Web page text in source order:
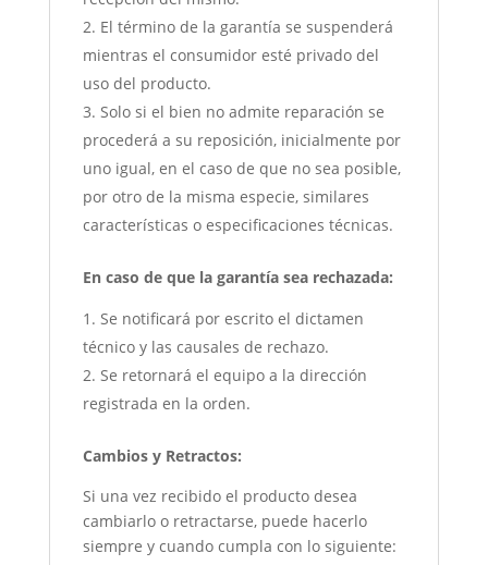
El término de la garantía se suspenderá
mientras el consumidor esté privado del
uso del producto.
Solo si el bien no admite reparación se
procederá a su reposición, inicialmente por
uno igual, en el caso de que no sea posible,
por otro de la misma especie, similares
características o especificaciones técnicas.
En caso de que la garantía sea rechazada:
Se notificará por escrito el dictamen
técnico y las causales de rechazo.
Se retornará el equipo a la dirección
registrada en la orden.
Cambios y Retractos:
Si una vez recibido el producto desea
cambiarlo o retractarse, puede hacerlo
siempre y cuando cumpla con lo siguiente: